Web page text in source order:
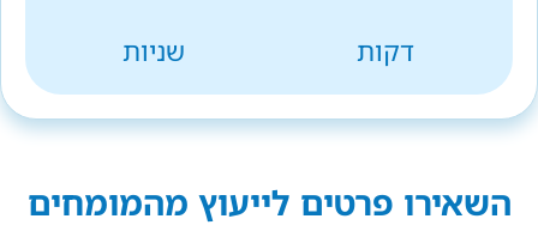
דקות
שניות
השאירו פרטים לייעוץ מהמומחים